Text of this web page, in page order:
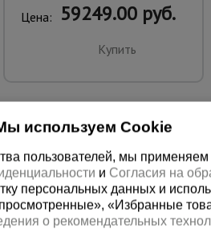
Цена: 59249.00 руб.
Купить
используем Cookie
пользователей, мы
и Согласия на
персональных данных и
«Избранные
о рекомендательных